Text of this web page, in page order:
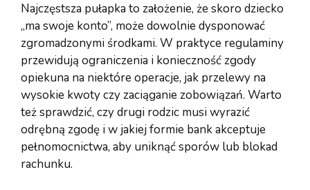
Najczęstsza pułapka to założenie, że skoro dziecko
„ma swoje konto”, może dowolnie dysponować
zgromadzonymi środkami. W praktyce regulaminy
przewidują ograniczenia i konieczność zgody
opiekuna na niektóre operacje, jak przelewy na
wysokie kwoty czy zaciąganie zobowiązań. Warto
też sprawdzić, czy drugi rodzic musi wyrazić
odrębną zgodę i w jakiej formie bank akceptuje
pełnomocnictwa, aby uniknąć sporów lub blokad
rachunku.